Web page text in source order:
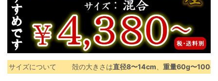
サイズについて 殻の大きさは直径8〜14cm 重量60g〜100g